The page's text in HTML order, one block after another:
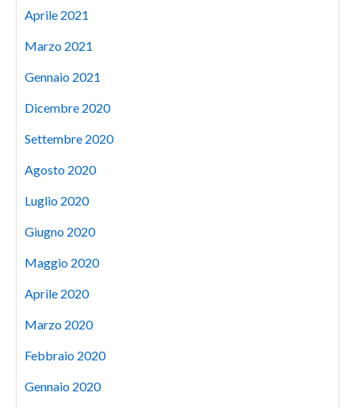
Aprile 2021
Marzo 2021
Gennaio 2021
Dicembre 2020
Settembre 2020
Agosto 2020
Luglio 2020
Giugno 2020
Maggio 2020
Aprile 2020
Marzo 2020
Febbraio 2020
Gennaio 2020